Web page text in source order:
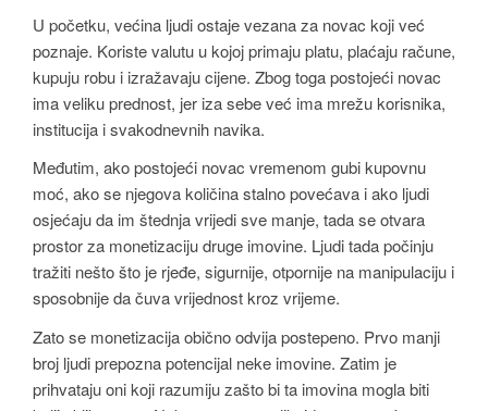
U početku, većina ljudi ostaje vezana za novac koji već
poznaje. Koriste valutu u kojoj primaju platu, plaćaju račune,
kupuju robu i izražavaju cijene. Zbog toga postojeći novac
ima veliku prednost, jer iza sebe već ima mrežu korisnika,
institucija i svakodnevnih navika.
Međutim, ako postojeći novac vremenom gubi kupovnu
moć, ako se njegova količina stalno povećava i ako ljudi
osjećaju da im štednja vrijedi sve manje, tada se otvara
prostor za monetizaciju druge imovine. Ljudi tada počinju
tražiti nešto što je rjeđe, sigurnije, otpornije na manipulaciju i
sposobnije da čuva vrijednost kroz vrijeme.
Zato se monetizacija obično odvija postepeno. Prvo manji
broj ljudi prepozna potencijal neke imovine. Zatim je
prihvataju oni koji razumiju zašto bi ta imovina mogla biti